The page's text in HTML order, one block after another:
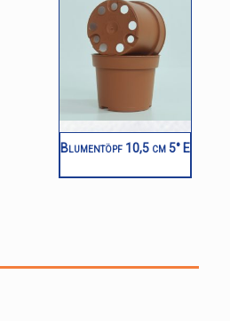
Blumentöpf 10,5 cm 5° E